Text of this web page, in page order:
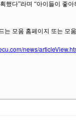
했다”라며 “아이들이 좋
는 모움 홈페이지 또는 모
news/